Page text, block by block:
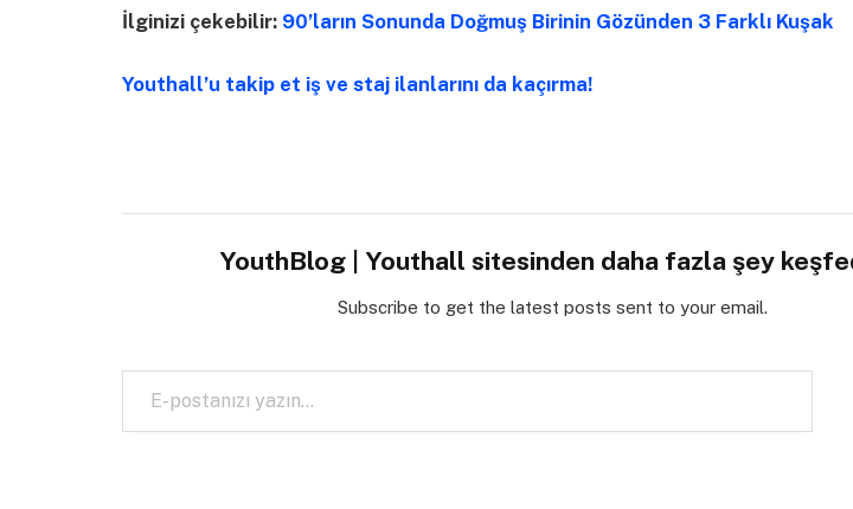
İlginizi çekebilir: 90’ların Sonunda Doğmuş Birinin Gözünden 3 Farklı Kuşak
Youthall’u takip et iş ve staj ilanlarını da kaçırma!
YouthBlog | Youthall sitesinden daha fazla şey
Subscribe to get the latest posts sent to your email.
E-postanızı yazın…